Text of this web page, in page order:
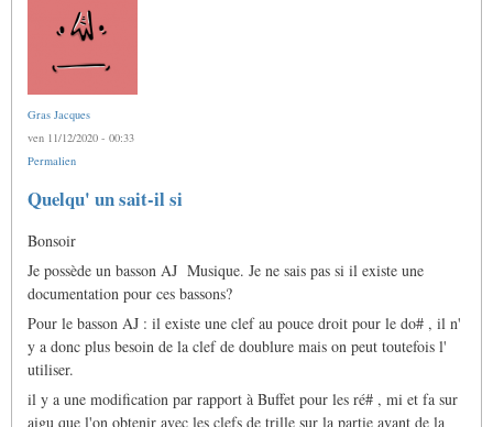
Gras Jacques
ven 11/12/2020 - 00:33
Permalien
En
réponse
Quelqu'un
il
si
par
Duvernois
Quelqu' un sait-il si
Bonsoir
Je possède un basson AJ Musique. Je ne sais pas si il existe une
documentation pour ces bassons?
Pour le basson AJ : il existe une clef au pouce droit pour le do# , il n'
y a donc plus besoin de la clef de doublure mais on peut toutefois l'
utiliser.
il y a une modification par rapport à Buffet pour les ré# , mi et fa sur
aigu que l'on obtenir avec les clefs de trille sur la partie avant de la